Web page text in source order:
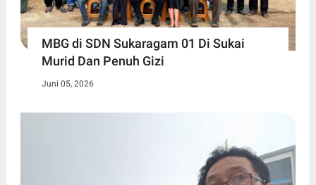
MBG di SDN Sukaragam 01 Di Sukai
Murid Dan Penuh Gizi
Juni 05, 2026